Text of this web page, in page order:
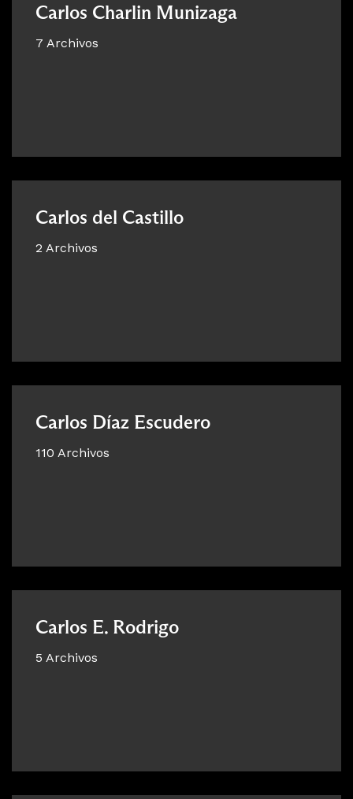
Carlos Charlin Munizaga
7 Archivos
Carlos del Castillo
2 Archivos
Carlos Díaz Escudero
110 Archivos
Carlos E. Rodrigo
5 Archivos